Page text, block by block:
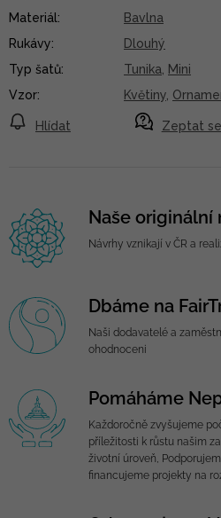
Zeptat se
Hlídat
Materiál:
Bavlna
Rukávy:
Dlouhý
Typ šatů: Tunika
Mini
Vzor: Květiny
Naše originální
Návrhy vznikají v ČR a
Dbáme na
Naši dodavatelé a
ohodnoceni
Pomáháme
Každoročně zvyšujeme
příležitosti k růstu našim
životní úroveň,
financujeme projekty na